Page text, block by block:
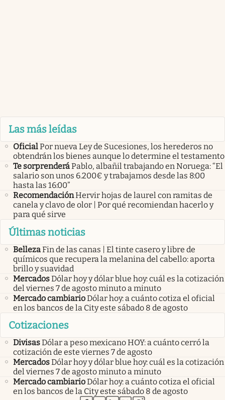
Las más leídas
OficialPor nueva Ley de Sucesiones, los herederos no
obtendrán los bienes aunque lo determine el testamento
Te sorprenderáPablo, albañil trabajando en Noruega: “El
salario son unos 6.200€ y trabajamos desde las 8:00
hasta las 16:00”
RecomendaciónHervir hojas de laurel con ramitas de
canela y clavo de olor | Por qué recomiendan hacerlo y
para qué sirve
Últimas noticias
BellezaFin de las canas | El tinte casero y libre de
químicos que recupera la melanina del cabello: aporta
brillo y suavidad
MercadosDólar hoy y dólar blue hoy: cuál es la cotización
del viernes 7 de agosto minuto a minuto
Mercado cambiarioDólar hoy: a cuánto cotiza el oficial
en los bancos de la City este sábado 8 de agosto
Cotizaciones
DivisasDólar a peso mexicano HOY: a cuánto cerró la
cotización de este viernes 7 de agosto
MercadosDólar hoy y dólar blue hoy: cuál es la cotización
del viernes 7 de agosto minuto a minuto
Mercado cambiarioDólar hoy: a cuánto cotiza el oficial
en los bancos de la City este sábado 8 de agosto